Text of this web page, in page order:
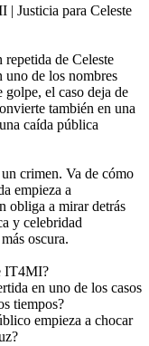
Justicia para Celeste
de Celeste
uno de los nombres
golpe, el caso deja de
también en una
caída pública
crimen. Va de cómo
empieza a
obliga a mirar detrás
y celebridad
oscura.
IT4MI?
en uno de los casos
tiempos?
empieza a chocar